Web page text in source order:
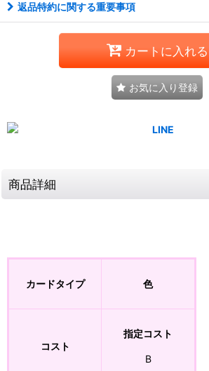
返品特約に関する重要事項
カートに入れる
お気に入り登録
商品詳細
カードタイプ 色
コスト
指定コスト
B